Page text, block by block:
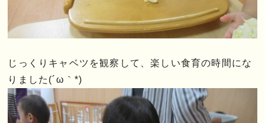
じっくりキャベツを観察して、楽しい食育の時間にな
りました(´ω｀*)